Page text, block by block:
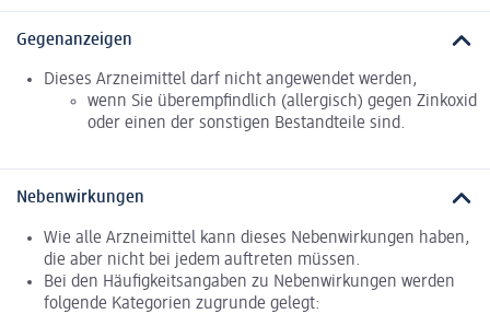
Gegenanzeigen
Dieses Arzneimittel darf nicht angewendet werden,
wenn Sie überempfindlich (allergisch) gegen Zinkoxid
oder einen der sonstigen Bestandteile sind.
Nebenwirkungen
Wie alle Arzneimittel kann dieses Nebenwirkungen haben,
die aber nicht bei jedem auftreten müssen.
Bei den Häufigkeitsangaben zu Nebenwirkungen werden
folgende Kategorien zugrunde gelegt: